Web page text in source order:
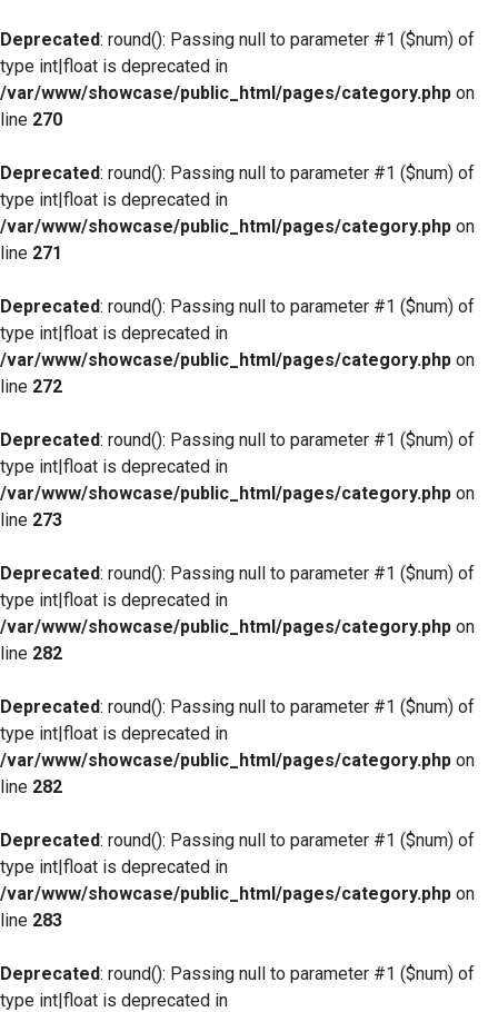
Deprecated: round(): Passing null to parameter #1 ($num) of
type int|float is deprecated in
/var/www/showcase/public_html/pages/category.php on
line 270
Deprecated: round(): Passing null to parameter #1 ($num) of
type int|float is deprecated in
/var/www/showcase/public_html/pages/category.php on
line 271
Deprecated: round(): Passing null to parameter #1 ($num) of
type int|float is deprecated in
/var/www/showcase/public_html/pages/category.php on
line 272
Deprecated: round(): Passing null to parameter #1 ($num) of
type int|float is deprecated in
/var/www/showcase/public_html/pages/category.php on
line 273
Deprecated: round(): Passing null to parameter #1 ($num) of
type int|float is deprecated in
/var/www/showcase/public_html/pages/category.php on
line 282
Deprecated: round(): Passing null to parameter #1 ($num) of
type int|float is deprecated in
/var/www/showcase/public_html/pages/category.php on
line 282
Deprecated: round(): Passing null to parameter #1 ($num) of
type int|float is deprecated in
/var/www/showcase/public_html/pages/category.php on
line 283
Deprecated: round(): Passing null to parameter #1 ($num) of
type int|float is deprecated in